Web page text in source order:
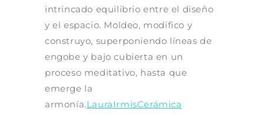
intrincado equilibrio entre el diseño
y el espacio. Moldeo, modifico y
construyo, superponiendo líneas de
engobe y bajo cubierta en un
proceso meditativo, hasta que
emerge la
armonía.LauraIrmisCerámica